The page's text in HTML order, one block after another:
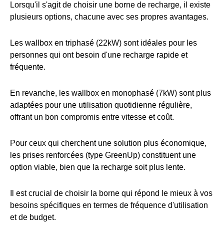
Lorsqu'il s'agit de choisir une borne de recharge, il existe
plusieurs options, chacune avec ses propres avantages.
Les wallbox en triphasé (22kW) sont idéales pour les
personnes qui ont besoin d'une recharge rapide et
fréquente.
En revanche, les wallbox en monophasé (7kW) sont plus
adaptées pour une utilisation quotidienne régulière,
offrant un bon compromis entre vitesse et coût.
Pour ceux qui cherchent une solution plus économique,
les prises renforcées (type GreenUp) constituent une
option viable, bien que la recharge soit plus lente.
Il est crucial de choisir la borne qui répond le mieux à vos
besoins spécifiques en termes de fréquence d'utilisation
et de budget.